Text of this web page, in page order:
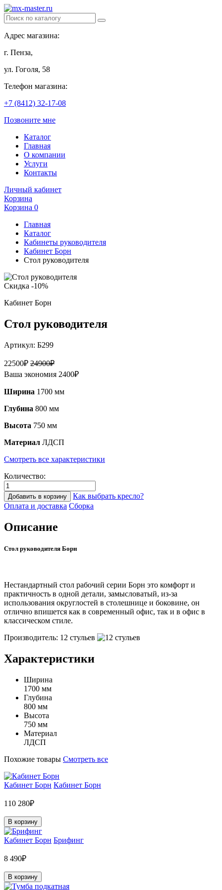
Адрес магазина:
г. Пенза,
ул. Гоголя, 58
Телефон магазина:
+7 (8412) 32-17-08
Позвоните мне
Каталог
Главная
О компании
Услуги
Контакты
Личный кабинет
Корзина
Корзина 0
Главная
Каталог
Кабинеты руководителя
Кабинет Борн
Стол руководителя
Скидка -10%
Кабинет Борн
Стол руководителя
Артикул: Б299
22500₽ 24900₽
Ваша экономия 2400₽
Ширина 1700 мм
Глубина 800 мм
Высота 750 мм
Материал ЛДСП
Смотреть все характеристики
Количество:
Добавить в корзину
Как выбрать кресло?
Оплата и доставка Сборка
Описание
Стол руководителя Борн
Нестандартный стол рабочий серии Борн это комфорт и
практичность в одной детали, замысловатый, из-за
использования округлостей в столешнице и боковине, он
отлично впишется как в современный офис, так и в офис в
классическом стиле.
Производитель: 12 стульев
Характеристики
Ширина
1700 мм
Глубина
800 мм
Высота
750 мм
Материал
ЛДСП
Похожие товары Смотреть все
Кабинет Борн Кабинет Борн
110 280₽
В корзину
Кабинет Борн Брифинг
8 490₽
В корзину